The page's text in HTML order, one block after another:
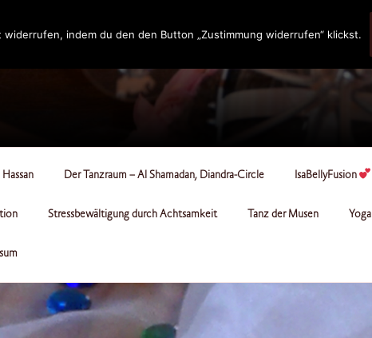
Hassan Der Tanzraum – Al Shamadan, Diandra-Circle IsaBellyFusion
Stressbewältigung durch Achtsamkeit Tanz der Musen Yoga
indem du den den Button „Zustimmung widerrufen“ klickst.